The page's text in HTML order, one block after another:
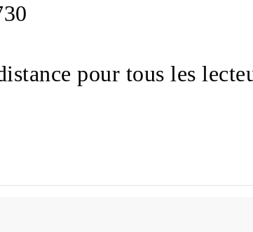
pour tous les